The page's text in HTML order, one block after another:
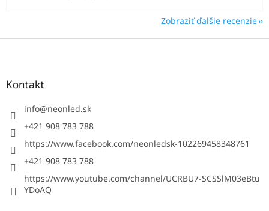
Zobraziť ďalšie recenzie
Kontakt
info@neonled.sk
+421 908 783 788
https://www.facebook.com/neonledsk-102269458348761
+421 908 783 788
https://www.youtube.com/channel/UCRBU7-SCSSlM03eBtu
YDoAQ